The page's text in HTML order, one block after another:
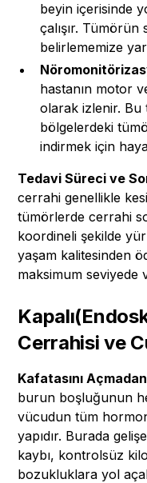
beyin içerisinde
çalışır. Tümörün
belirlememize
hastanın motor
olarak izlenir.
bölgelerdeki
indirmek için
Tedavi Süreci ve
cerrahi genellikle
tümörlerde cerrahi
koordineli şekilde
yaşam kalitesinden
maksimum seviyede
Cerrahisi ve
Kafatasını
burun boşluğunun
vücudun tüm
yapıdır. Burada
kaybı, kontrolsüz
bozukluklara yol